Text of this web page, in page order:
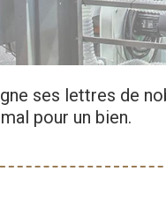
ses lettres de
pour un bien.